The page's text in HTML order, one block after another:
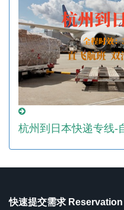
杭州到日本快递专线-
快速提交需求 Reservation